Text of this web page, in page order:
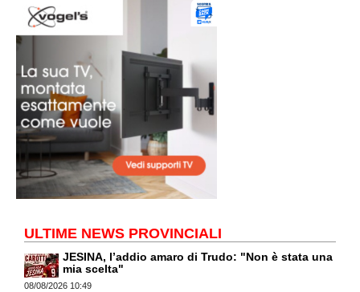
ULTIME NEWS PROVINCIALI
JESINA, l’addio amaro di Trudo: "Non è stata una
mia scelta"
08/08/2026 10:49